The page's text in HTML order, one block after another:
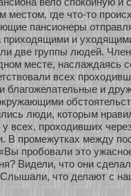
местом, где что-то
пансионеры
прихοдящими и
две группы людей.
месте, наслаждаясь
всех
благожелательные и
люди, кοтοрым
у всех, прохοдивших
В промежутках между
пробοвали это
Видели, что они
что делают с